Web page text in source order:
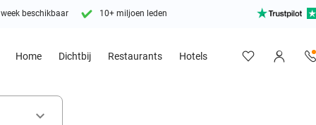
beschikbaar 10+ miljoen leden
Home Dichtbij Restaurants Hotels
keyboard_arrow_down